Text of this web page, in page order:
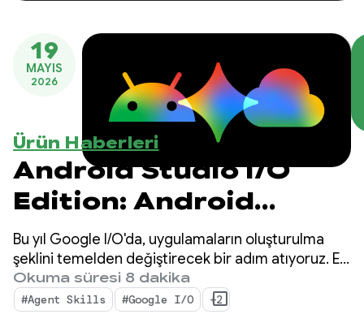
19
MAYIS
2026
Ürün Haberleri
Android Studio I/O
Edition: Android
geliştirici
araçlarındaki
yenilikler
Bu yıl Google I/O'da, uygulamaların oluşturulma
şeklini temelden değiştirecek bir adım atıyoruz. En
yeni araçlarımız, Android geliştiricisi olarak
üretkenliğinizi artıracak ve kod tabanınızda
dağıttığınız yapay zeka aracılarını güçlendirecek
Okuma süresi 8 dakika
#Agent Skills #Google I/O +2